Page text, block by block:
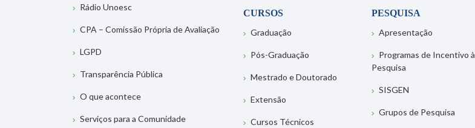
Rádio Unoesc
CPA – Comissão Própria de Avaliação
LGPD
Transparência Pública
O que acontece
Serviços para a Comunidade
CURSOS
Graduação
Pós-Graduação
Mestrado e Doutorado
Extensão
Cursos Técnicos
PESQUISA
Apresentação
Programas de Incentivo à
Pesquisa
SISGEN
Grupos de Pesquisa